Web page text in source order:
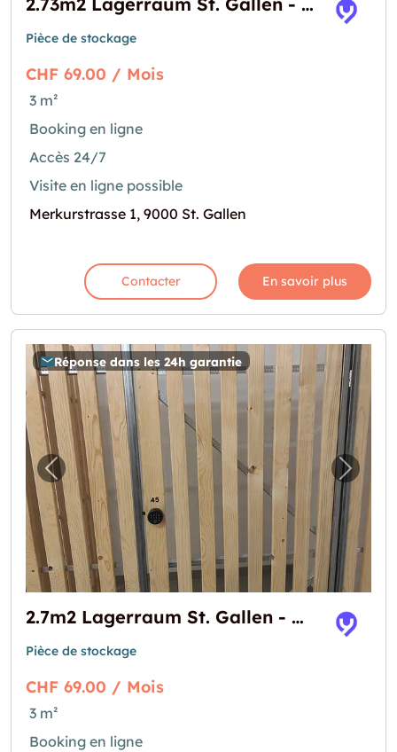
Pièce de stockage
CHF 69.00 / Mois
3 m²
Booking en ligne
Accès 24/7
Visite en ligne possible
Merkurstrasse 1, 9000 St. Gallen
Contacter En savoir plus
Réponse dans les 24h garantie
Image précédente pour "2.7m2 Lagerraum
Image
2.7m2 Lagerraum St. Gallen - Merkurstrasse 1
Pièce de stockage
CHF 69.00 / Mois
3 m²
Booking en ligne